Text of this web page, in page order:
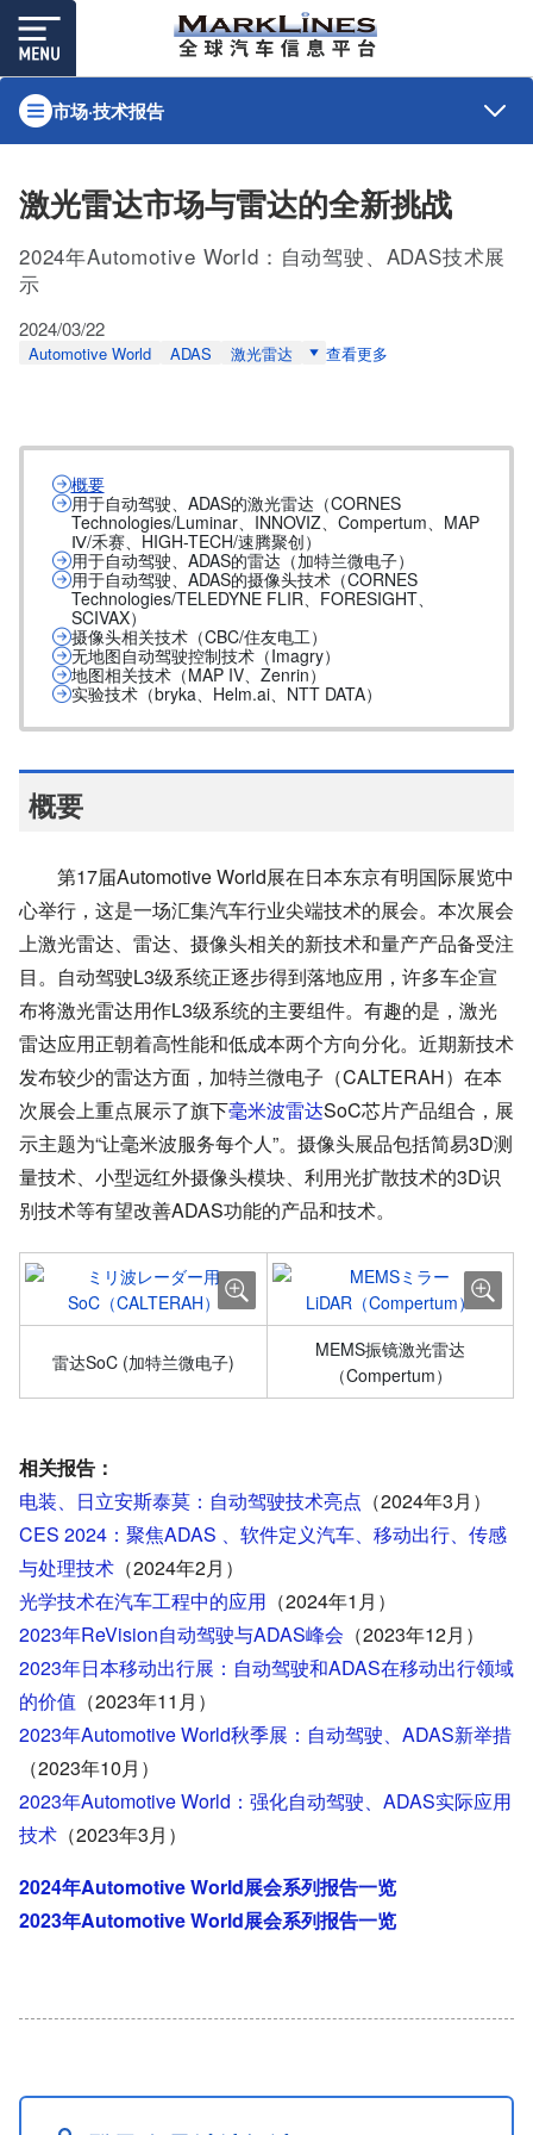
市场·技术报告
激光雷达市场与雷达的全新挑战
2024年Automotive World：自动驾驶、ADAS技术展
示
2024/03/22
Automotive World ADAS 激光雷达 查看更多
概要
用于自动驾驶、ADAS的激光雷达（CORNES
Technologies/Luminar、INNOVIZ、Compertum、MAP
Ⅳ/禾赛、HIGH-TECH/速腾聚创）
用于自动驾驶、ADAS的雷达（加特兰微电子）
用于自动驾驶、ADAS的摄像头技术（CORNES
Technologies/TELEDYNE FLIR、FORESIGHT、
SCIVAX）
摄像头相关技术（CBC/住友电工）
无地图自动驾驶控制技术（Imagry）
地图相关技术（MAP IV、Zenrin）
实验技术（bryka、Helm.ai、NTT DATA）
概要
第17届Automotive World展在日本东京有明国际展览中
心举行，这是一场汇集汽车行业尖端技术的展会。本次展会
上激光雷达、雷达、摄像头相关的新技术和量产产品备受注
目。自动驾驶L3级系统正逐步得到落地应用，许多车企宣
布将激光雷达用作L3级系统的主要组件。有趣的是，激光
雷达应用正朝着高性能和低成本两个方向分化。近期新技术
发布较少的雷达方面，加特兰微电子（CALTERAH）在本
次展会上重点展示了旗下毫米波雷达SoC芯片产品组合，展
示主题为“让毫米波服务每个人”。摄像头展品包括简易3D测
量技术、小型远红外摄像头模块、利用光扩散技术的3D识
别技术等有望改善ADAS功能的产品和技术。
雷达SoC (加特兰微电子)
MEMS振镜激光雷达
（Compertum）
相关报告：
电装、日立安斯泰莫：自动驾驶技术亮点 （2024年3月）
CES 2024：聚焦ADAS 、软件定义汽车、移动出行、传感
与处理技术 （2024年2月）
光学技术在汽车工程中的应用 （2024年1月）
2023年ReVision自动驾驶与ADAS峰会 （2023年12月）
2023年日本移动出行展：自动驾驶和ADAS在移动出行领域
的价值 （2023年11月）
2023年Automotive World秋季展：自动驾驶、ADAS新举措
（2023年10月）
2023年Automotive World：强化自动驾驶、ADAS实际应用
技术 （2023年3月）
2024年Automotive World展会系列报告一览
2023年Automotive World展会系列报告一览